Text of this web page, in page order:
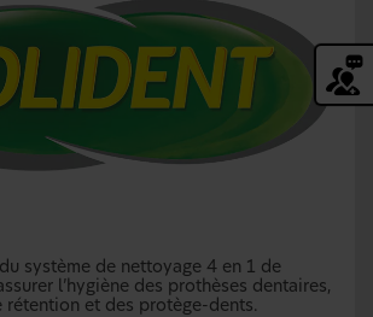
système de nettoyage 4 en 1 de
l’hygiène des prothèses dentaires,
rétention et des protège-dents.